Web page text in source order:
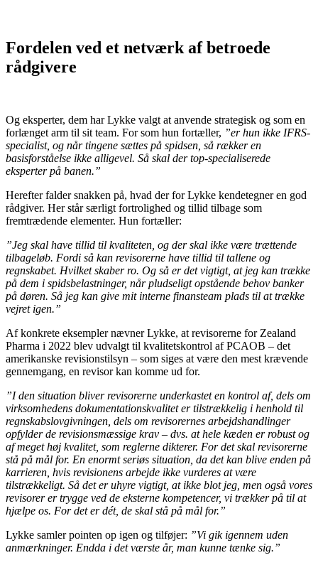
Fordelen ved et netværk af betroede
rådgivere
Og eksperter, dem har Lykke valgt at anvende strategisk og som en
forlænget arm til sit team. For som hun fortæller, ”er hun ikke IFRS-
specialist, og når tingene sættes på spidsen, så rækker en
basisforståelse ikke alligevel. Så skal der top-specialiserede
eksperter på banen.”
Herefter falder snakken på, hvad der for Lykke kendetegner en god
rådgiver. Her står særligt fortrolighed og tillid tilbage som
fremtrædende elementer. Hun fortæller:
”Jeg skal have tillid til kvaliteten, og der skal ikke være trættende
tilbageløb. Fordi så kan revisorerne have tillid til tallene og
regnskabet. Hvilket skaber ro. Og så er det vigtigt, at jeg kan trække
på dem i spidsbelastninger, når pludseligt opstående behov banker
på døren. Så jeg kan give mit interne finansteam plads til at trække
vejret igen.”
Af konkrete eksempler nævner Lykke, at revisorerne for Zealand
Pharma i 2022 blev udvalgt til kvalitetskontrol af PCAOB – det
amerikanske revisionstilsyn – som siges at være den mest krævende
gennemgang, en revisor kan komme ud for.
”I den situation bliver revisorerne underkastet en kontrol af, dels om
virksomhedens dokumentationskvalitet er tilstrækkelig i henhold til
regnskabslovgivningen, dels om revisorernes arbejdshandlinger
opfylder de revisionsmæssige krav – dvs. at hele kæden er robust og
af meget høj kvalitet, som reglerne dikterer. For det skal revisorerne
stå på mål for. En enormt seriøs situation, da det kan blive enden på
karrieren, hvis revisionens arbejde ikke vurderes at være
tilstrækkeligt. Så det er uhyre vigtigt, at ikke blot jeg, men også vores
revisorer er trygge ved de eksterne kompetencer, vi trækker på til at
hjælpe os. For det er dét, de skal stå på mål for.”
Lykke samler pointen op igen og tilføjer: ”Vi gik igennem uden
anmærkninger. Endda i det værste år, man kunne tænke sig.”